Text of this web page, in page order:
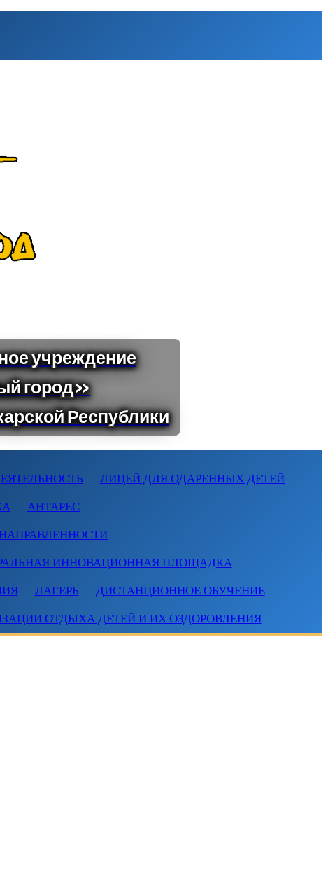
ЛИЦЕЙ ДЛЯ ОДАРЕННЫХ ДЕТЕЙ
АНТАРЕС
ИННОВАЦИОННАЯ ПЛОЩАДКА
ЛАГЕРЬ ДИСТАНЦИОННОЕ ОБУЧЕНИЕ
ОТДЫХА ДЕТЕЙ И ИХ ОЗДОРОВЛЕНИЯ